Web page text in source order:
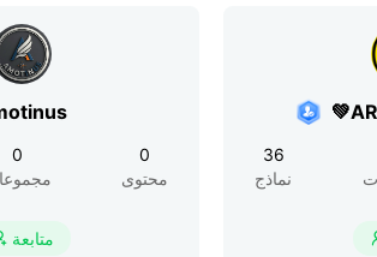
0
0
محتوى
متابعة
36
نماذج